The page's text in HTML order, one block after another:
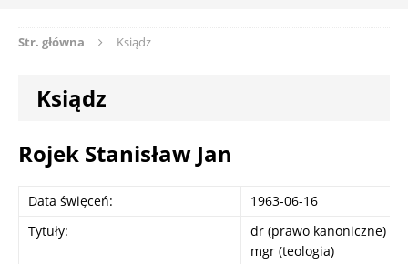
Str. główna Ksiądz
Ksiądz
Rojek Stanisław Jan
Data święceń:
1963-06-16
Tytuły:
dr (prawo kanoniczne)
mgr (teologia)